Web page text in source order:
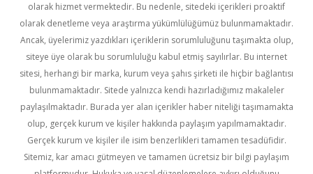
olarak hizmet vermektedir. Bu nedenle, sitedeki içerikleri proaktif
olarak denetleme veya araştırma yükümlülüğümüz bulunmamaktadır.
Ancak, üyelerimiz yazdıkları içeriklerin sorumluluğunu taşımakta olup,
siteye üye olarak bu sorumluluğu kabul etmiş sayılırlar. Bu internet
sitesi, herhangi bir marka, kurum veya şahıs şirketi ile hiçbir bağlantısı
bulunmamaktadır. Sitede yalnızca kendi hazırladığımız makaleler
paylaşılmaktadır. Burada yer alan içerikler haber niteliği taşımamakta
olup, gerçek kurum ve kişiler hakkında paylaşım yapılmamaktadır.
Gerçek kurum ve kişiler ile isim benzerlikleri tamamen tesadüfidir.
Sitemiz, kar amacı gütmeyen ve tamamen ücretsiz bir bilgi paylaşım